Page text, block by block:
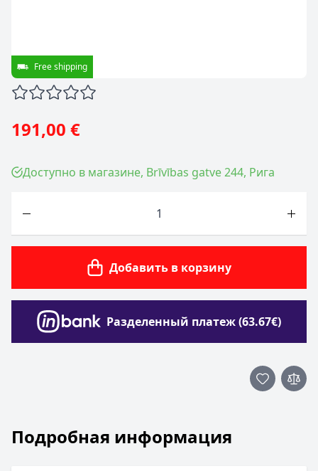
Free shipping
191,00 €
Доступно в магазине, Brīvības gatve 244, Рига
Добавить в корзину
Разделенный платеж (63.67€)
Подробная информация